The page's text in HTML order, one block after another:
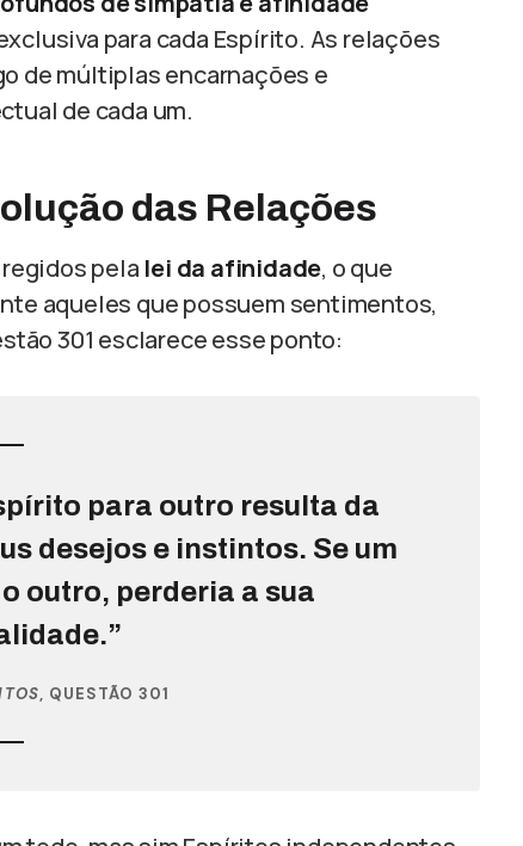
para cada Espírito. As relações
de múltiplas encarnações e
de cada um.
das Relações
pela lei da afinidade, o que
aqueles que possuem sentimentos,
301 esclarece esse ponto:
para outro resulta da
desejos e instintos. Se um
outro, perderia a sua
, QUESTÃO 301